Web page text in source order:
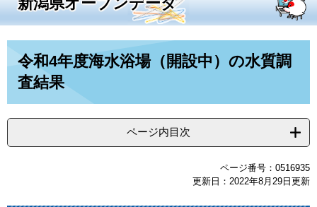
令和4年度海水浴場（開設中）の水質調
査結果
ページ内目次
ページ番号：0516935
更新日：2022年8月29日更新